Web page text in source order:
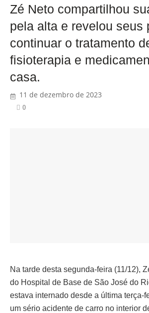
Zé Neto compartilhou
pela alta e revelou seus
continuar o tratamento
fisioterapia e
casa.
11 de dezembro de 2023
0
Na tarde desta segunda-feira (11/12),
do Hospital de Base de São José do
estava internado desde a última terça-
um sério acidente de carro no interior